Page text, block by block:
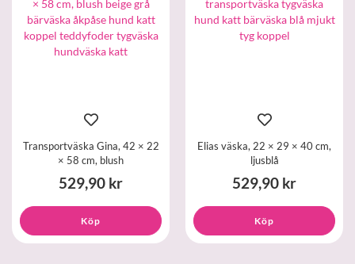
Transportväska Gina, 42 × 22
× 58 cm, blush
529,90 kr
Köp
Elias väska, 22 × 29 × 40 cm,
ljusblå
529,90 kr
Köp